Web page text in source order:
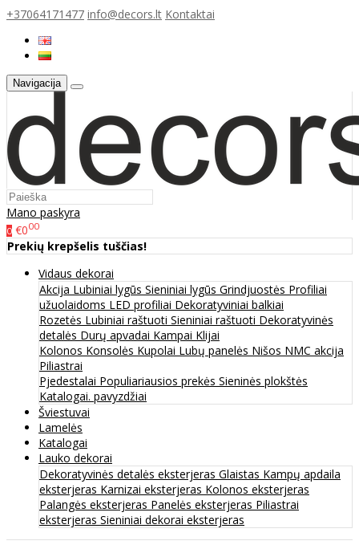
+37064171477 info@decors.lt Kontaktai
Navigacija
Mano paskyra
0 €000
Prekių krepšelis tuščias!
Vidaus dekorai
Akcija Lubiniai lygūs Sieniniai lygūs Grindjuostės Profiliai
užuolaidoms LED profiliai Dekoratyviniai balkiai
Rozetės Lubiniai raštuoti Sieniniai raštuoti Dekoratyvinės
detalės Durų apvadai Kampai Klijai
Kolonos Konsolės Kupolai Lubų panelės Nišos NMC akcija
Piliastrai
Pjedestalai Populiariausios prekės Sieninės plokštės
Katalogai. pavyzdžiai
Šviestuvai
Lamelės
Katalogai
Lauko dekorai
Dekoratyvinės detalės eksterjeras Glaistas Kampų apdaila
eksterjeras Karnizai eksterjeras Kolonos eksterjeras
Palangės eksterjeras Panelės eksterjeras Piliastrai
eksterjeras Sieniniai dekorai eksterjeras